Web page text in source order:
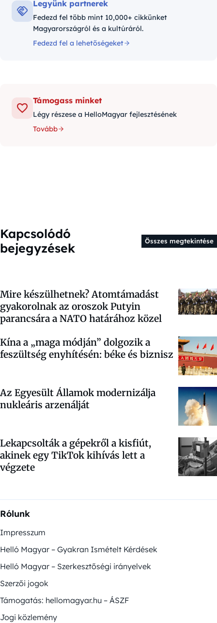
Legyünk partnerek
Fedezd fel több mint 10,000+ cikkünket
Magyarországról és a kultúráról.
Fedezd fel a lehetőségeket
Támogass minket
Légy részese a HelloMagyar fejlesztésének
Tovább
Kapcsolódó
bejegyzések
Összes megtekintése
Mire készülhetnek? Atomtámadást
gyakorolnak az oroszok Putyin
parancsára a NATO határához közel
Kína a „maga módján” dolgozik a
feszültség enyhítésén: béke és biznisz
Az Egyesült Államok modernizálja
nukleáris arzenálját
Lekapcsolták a gépekről a kisfiút,
akinek egy TikTok kihívás lett a
végzete
Rólunk
Impresszum
Helló Magyar – Gyakran Ismételt Kérdések
Helló Magyar – Szerkesztőségi irányelvek
Szerzői jogok
Támogatás: hellomagyar.hu – ÁSZF
Jogi közlemény